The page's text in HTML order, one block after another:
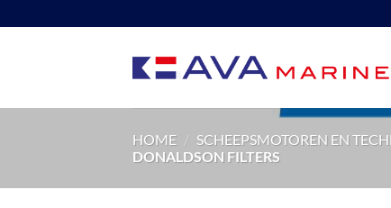
naar
HOME / SCHEEPSMOTOREN EN
DONALDSON FILTERS